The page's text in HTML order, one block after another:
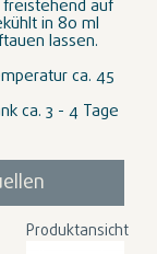
auf
in 80 ml
lassen.
ca. 45
ca. 3 - 4 Tage
Produktansicht